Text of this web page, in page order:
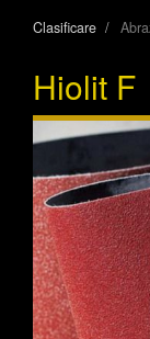
Clasificare
Hiolit F